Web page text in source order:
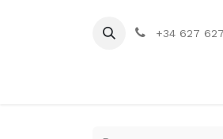
+34 627